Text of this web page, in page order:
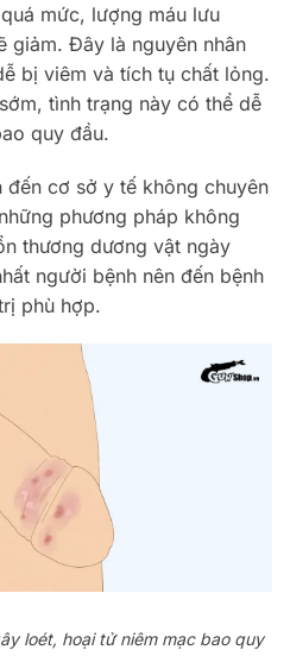
mức, lượng máu lưu
giảm. Đây là nguyên nhân
bị viêm và tích tụ chất lỏng.
tình trạng này có thể dễ
quy đầu.
đến cơ sở y tế không chuyên
phương pháp không
thương dương vật ngày
người bệnh nên đến bệnh
phù hợp.
loét, hoại tử niêm mạc bao quy